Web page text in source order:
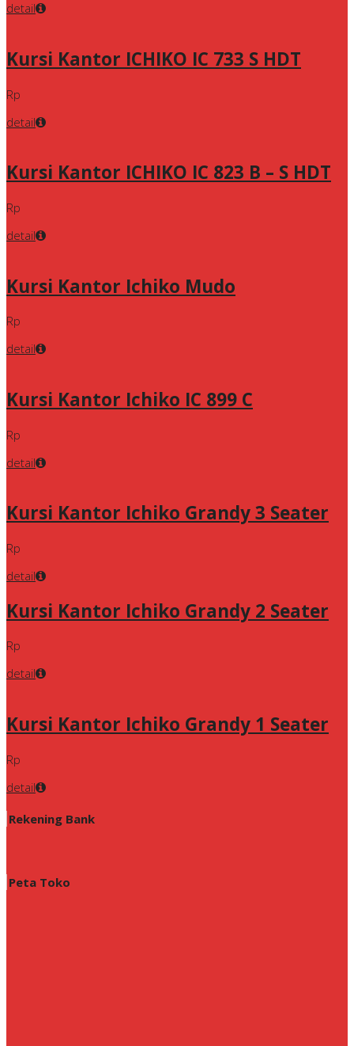
detail
Kursi Kantor ICHIKO IC 733 S HDT
Rp
detail
Kursi Kantor ICHIKO IC 823 B – S HDT
Rp
detail
Kursi Kantor Ichiko Mudo
Rp
detail
Kursi Kantor Ichiko IC 899 C
Rp
detail
Kursi Kantor Ichiko Grandy 3 Seater
Rp
detail
Kursi Kantor Ichiko Grandy 2 Seater
Rp
detail
Kursi Kantor Ichiko Grandy 1 Seater
Rp
detail
Rekening Bank
Peta Toko